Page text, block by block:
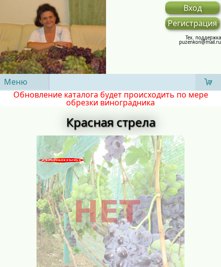
Вход
Регистрация
Тех. поддержка
puzenkon@mail.ru
Меню
Обновление каталога будет происходить по мере
обрезки виноградника
Красная стрела